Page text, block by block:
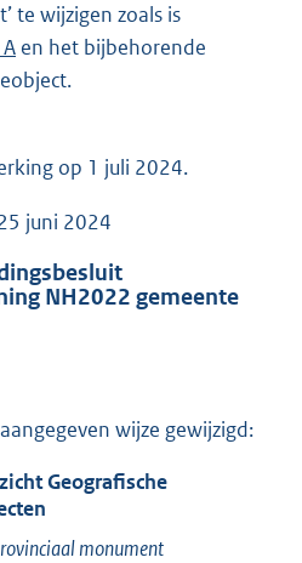
te wijzigen zoals is
en het bijbehorende
op 1 juli 2024.
juni 2024
NH2022 gemeente
wijze gewijzigd:
Geografische
monument